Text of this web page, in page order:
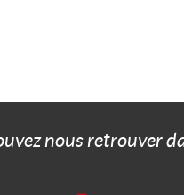
nous retrouver